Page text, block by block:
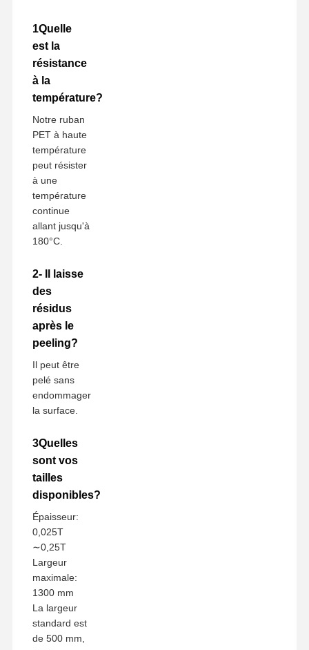
1Quelle
est la
résistance
à la
température?
Notre ruban
PET à haute
température
peut résister
à une
température
continue
allant jusqu'à
180°C.
2- Il laisse
des
résidus
après le
peeling?
Il peut être
pelé sans
endommager
la surface.
3Quelles
sont vos
tailles
disponibles?
Épaisseur:
0,025T
∼0,25T
Largeur
maximale:
1300 mm
La largeur
standard est
de 500 mm,